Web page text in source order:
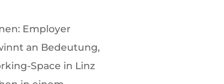
Employer
an Bedeutung,
Space in Linz